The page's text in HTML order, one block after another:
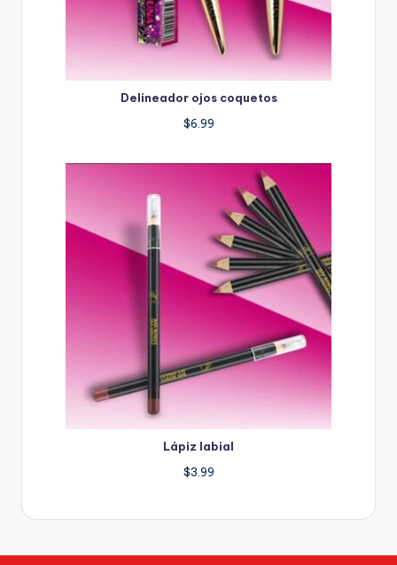
Delineador ojos coquetos
$6.99
Lápiz labial
$3.99